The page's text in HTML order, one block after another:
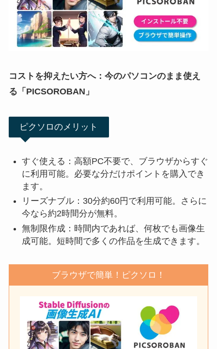
コストを抑えたい方へ：今のパソコンのまま使え
る「PICSOROBAN」
ピクソロのメリット
すぐ使える：高額PC不要で、ブラウザからすぐ
に利用可能。必要な分だけポイントを購入でき
ます。
リーズナブル：30分約60円で利用可能。さらに
今なら約2時間分が無料。
無制限作成：時間内であれば、何枚でも画像生
成可能。短時間で多くの作品を生成できます。
ブラウザで簡単！ピクソロ！